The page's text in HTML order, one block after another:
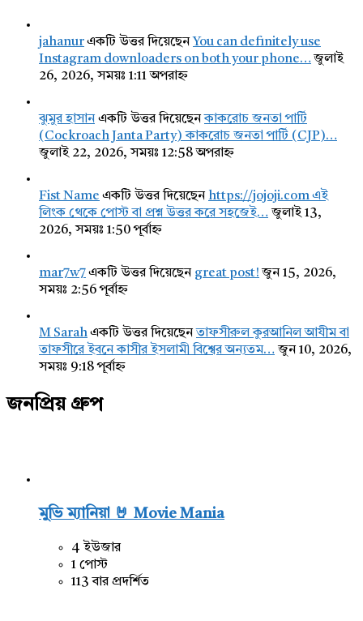
jahanurএকটি উত্তর দিয়েছেন You can definitely use
Instagram downloaders on both your phone… জুলাই
26, 2026, সময়ঃ 1:11 অপরাহ্ন
ঝুমুর হাসানএকটি উত্তর দিয়েছেনকাকরোচ জনতা পার্টি
(Cockroach Janta Party) কাকরোচ জনতা পার্টি (CJP)…
জুলাই 22, 2026, সময়ঃ 12:58 অপরাহ্ন
Fist Name একটি উত্তর দিয়েছেন https://jojoji.com এই
লিংক থেকে পোস্ট বা প্রশ্ন উত্তর করে সহজেই… জুলাই 13,
2026, সময়ঃ 1:50 পূর্বাহ্ন
mar7w7একটি উত্তর দিয়েছেন great post! জুন 15, 2026,
সময়ঃ 2:56 পূর্বাহ্ন
M Sarahএকটি উত্তর দিয়েছেনতাফসীরুল কুরআনিল আযীম বা
তাফসীরে ইবনে কাসীর ইসলামী বিশ্বের অন্যতম… জুন 10, 2026,
সময়ঃ 9:18 পূর্বাহ্ন
জনপ্রিয় গ্রুপ
মুভি ম্যানিয়া 🤘 Movie Mania
4 ইউজার
1 পোস্ট
113 বার প্রদর্শিত